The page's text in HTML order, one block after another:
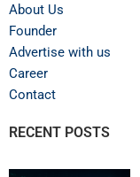
About Us
Founder
Advertise with us
Career
Contact
RECENT POSTS